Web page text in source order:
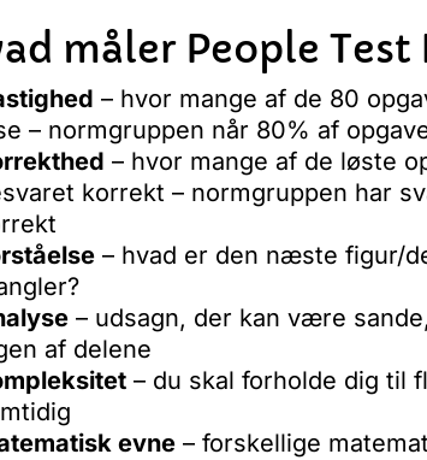
måler People Test
– hvor mange af de 80
– normgruppen når 80% af
– hvor mange af de løste
korrekt – normgruppen har
– hvad er den næste figur/
– udsagn, der kan være
af delene
– du skal forholde dig til
evne– forskellige